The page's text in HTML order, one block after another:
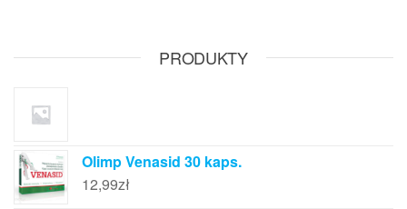
PRODUKTY
Olimp Venasid 30 kaps.
12,99zł